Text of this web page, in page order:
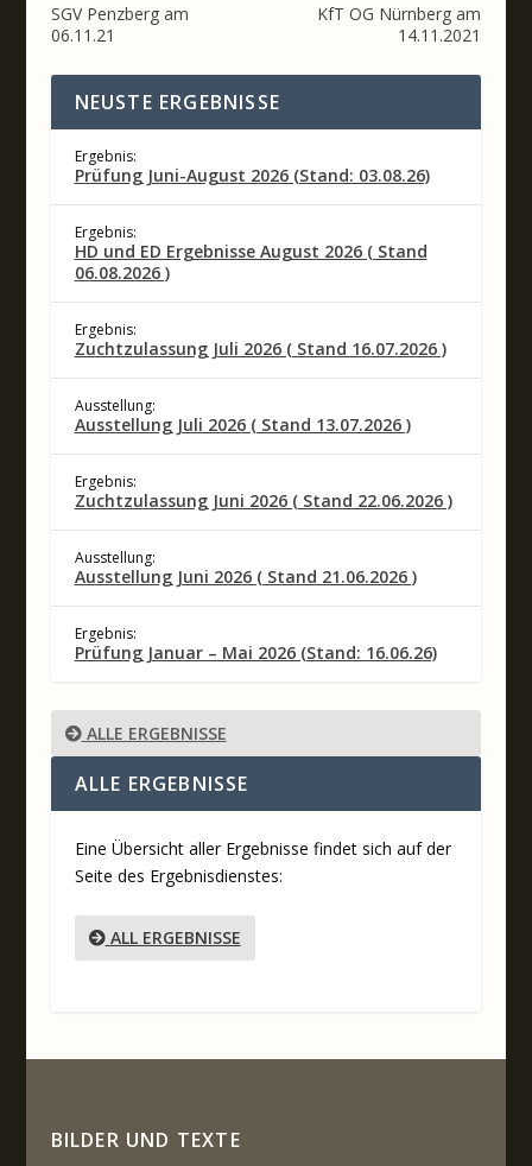
SGV Penzberg am
06.11.21
KfT OG Nürnberg am
14.11.2021
NEUSTE ERGEBNISSE
Ergebnis:
Prüfung Juni-August 2026 (Stand: 03.08.26)
Ergebnis:
HD und ED Ergebnisse August 2026 ( Stand
06.08.2026 )
Ergebnis:
Zuchtzulassung Juli 2026 ( Stand 16.07.2026 )
Ausstellung:
Ausstellung Juli 2026 ( Stand 13.07.2026 )
Ergebnis:
Zuchtzulassung Juni 2026 ( Stand 22.06.2026 )
Ausstellung:
Ausstellung Juni 2026 ( Stand 21.06.2026 )
Ergebnis:
Prüfung Januar – Mai 2026 (Stand: 16.06.26)
ALLE ERGEBNISSE
ALLE ERGEBNISSE
Eine Übersicht aller Ergebnisse findet sich auf der
Seite des Ergebnisdienstes:
ALL ERGEBNISSE
BILDER UND TEXTE